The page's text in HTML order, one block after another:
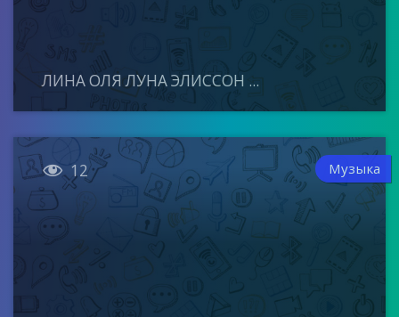
ЛИНА ОЛЯ ЛУНА ЭЛИССОН ...
 12 Музыка